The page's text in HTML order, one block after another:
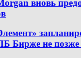
вновь
Бирже не